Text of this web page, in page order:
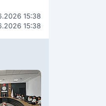
15:38
15:38